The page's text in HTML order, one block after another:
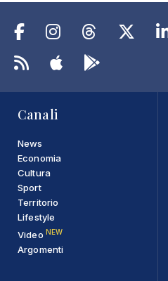
Canali
News
Economia
Cultura
Sport
Territorio
Lifestyle
Video NEW
Argomenti